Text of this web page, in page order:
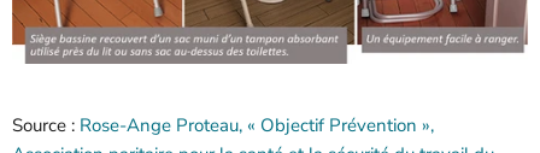
Source : Rose-Ange Proteau, « Objectif Prévention »,